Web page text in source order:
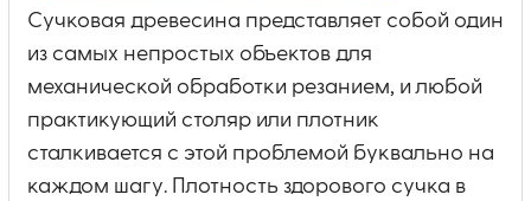
Сучковая древесина представляет собой один
из самых непростых объектов для
механической обработки резанием, и любой
практикующий столяр или плотник
сталкивается с этой проблемой буквально на
каждом шагу. Плотность здорового сучка в